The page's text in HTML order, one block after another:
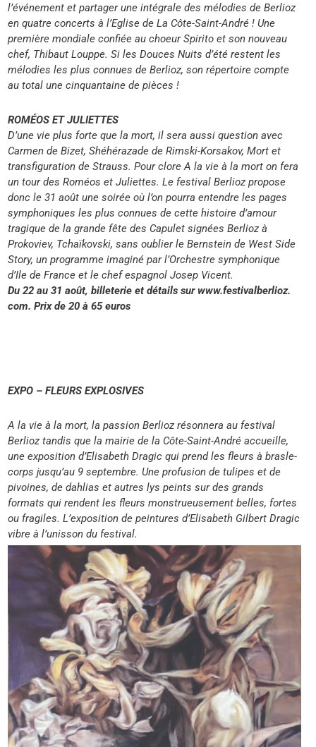
l’événement et partager une intégrale des mélodies de Berlioz
en quatre concerts à l’Eglise de La Côte-Saint-André ! Une
première mondiale confiée au choeur Spirito et son nouveau
chef, Thibaut Louppe. Si les Douces Nuits d’été restent les
mélodies les plus connues de Berlioz, son répertoire compte
au total une cinquantaine de pièces !
ROMÉOS ET JULIETTES
D’une vie plus forte que la mort, il sera aussi question avec
Carmen de Bizet, Shéhérazade de Rimski-Korsakov, Mort et
transfiguration de Strauss. Pour clore A la vie à la mort on fera
un tour des Roméos et Juliettes. Le festival Berlioz propose
donc le 31 août une soirée où l’on pourra entendre les pages
symphoniques les plus connues de cette histoire d’amour
tragique de la grande fête des Capulet signées Berlioz à
Prokoviev, Tchaïkovski, sans oublier le Bernstein de West Side
Story, un programme imaginé par l’Orchestre symphonique
d’Ile de France et le chef espagnol Josep Vicent.
Du 22 au 31 août, billeterie et détails sur www.festivalberlioz.
com. Prix de 20 à 65 euros
EXPO – FLEURS EXPLOSIVES
A la vie à la mort, la passion Berlioz résonnera au festival
Berlioz tandis que la mairie de la Côte-Saint-André accueille,
une exposition d’Elisabeth Dragic qui prend les fleurs à brasle-
corps jusqu’au 9 septembre. Une profusion de tulipes et de
pivoines, de dahlias et autres lys peints sur des grands
formats qui rendent les fleurs monstrueusement belles, fortes
ou fragiles. L’exposition de peintures d’Elisabeth Gilbert Dragic
vibre à l’unisson du festival.